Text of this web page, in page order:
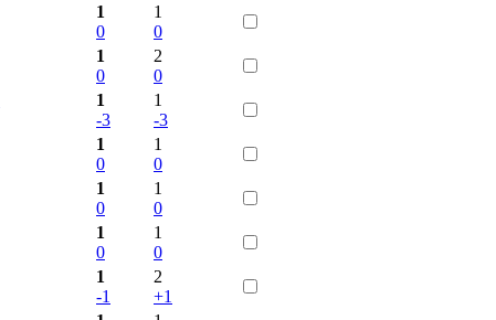
1
0
1
0
1
0
2
0
1
-3
1
-3
1
0
1
0
1
0
1
0
1
0
1
0
1
-1
2
+1